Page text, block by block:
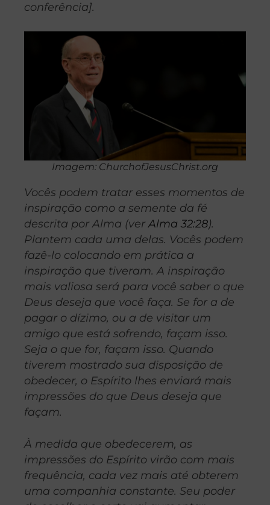
conferência].
Imagem: ChurchofJesusChrist.org
Vocês podem tratar esses momentos de
inspiração como a semente da fé
descrita por Alma (ver Alma 32:28).
Plantem cada uma delas. Vocês podem
fazê-lo colocando em prática a
inspiração que tiveram. A inspiração
mais valiosa será para você saber o que
Deus deseja que você faça. Se for a de
pagar o dízimo, ou a de visitar um
amigo que está sofrendo, façam isso.
Seja o que for, façam isso. Quando
tiverem mostrado sua disposição de
obedecer, o Espírito lhes enviará mais
impressões do que Deus deseja que
façam.
À medida que obedecerem, as
impressões do Espírito virão com mais
frequência, cada vez mais até obterem
uma companhia constante. Seu poder